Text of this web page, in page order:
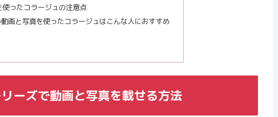
使ったコラージュの注意点
画と写真を使ったコラージュはこんな人におすすめ
ーズで動画と写真を載せる方法